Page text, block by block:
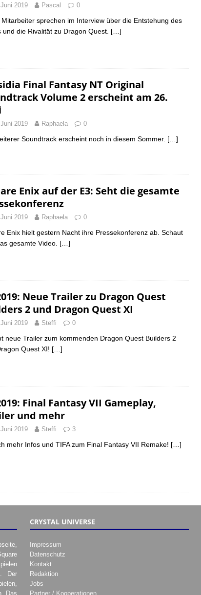
2019 Pascal 0
Mitarbeiter sprechen im Interview über die Entstehung des
und die Rivalität zu Dragon Quest. […]
Final Fantasy NT Original
Volume 2 erscheint am 26.
2019 Raphaela 0
Soundtrack erscheint noch in diesem Sommer. […]
Enix auf der E3: Seht die gesamte
2019 Raphaela 0
Enix hielt gestern Nacht ihre Pressekonferenz ab. Schaut
gesamte Video. […]
Neue Trailer zu Dragon Quest
2 und Dragon Quest XI
2019 Steffi 0
neue Trailer zum kommenden Dragon Quest Builders 2
Quest XI! […]
Final Fantasy VII Gameplay,
und mehr
2019 Steffi 3
mehr Infos und TIFA zum Final Fantasy VII Remake! […]
Der
Das
CRYSTAL UNIVERSE
Impressum
Datenschutz
Kontakt
Redaktion
Jobs
Partner / Kooperationen